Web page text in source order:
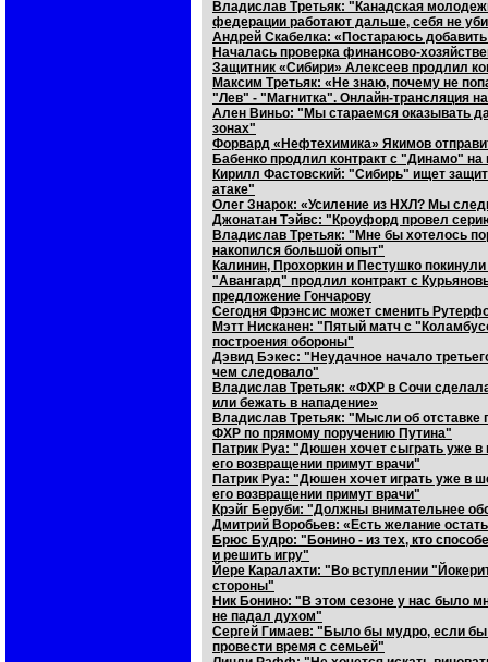
Владислав Третьяк: "Канадская
федерации работают дальше, себя не
Андрей Скабелка: «Постараюсь
Началась проверка финансово-
Защитник «Сибири» Алексеев продлил
Максим Третьяк: «Не знаю, почему не
"Лев" - "Магнитка". Онлайн-трансляция
Ален Виньо: "Мы стараемся оказывать
зонах"
Форвард «Нефтехимика» Якимов
Бабенко продлил контракт с "Динамо" на
Кирилл Фастовский: "Сибирь" ищет
атаке"
Олег Знарок: «Усиление из НХЛ? Мы
Джонатан Тэйвс: "Кроуфорд провел
Владислав Третьяк: "Мне бы хотелось
накопился большой опыт"
Калинин, Прохоркин и Пестушко
"Авангард" продлил контракт с
предложение Гончарову
Сегодня Фрэнсис может сменить
Мэтт Нисканен: "Пятый матч с
построения обороны"
Дэвид Бэкес: "Неудачное начало
чем следовало"
Владислав Третьяк: «ФХР в Сочи
или бежать в нападение»
Владислав Третьяк: "Мысли об
ФХР по прямому поручению Путина"
Патрик Руа: "Дюшен хочет сыграть уже
его возвращении примут врачи"
Патрик Руа: "Дюшен хочет играть уже в
его возвращении примут врачи"
Крэйг Беруби: "Должны внимательнее
Дмитрий Воробьев: «Есть желание
Брюс Будро: "Бонино - из тех, кто
и решить игру"
Йере Каралахти: "Во вступлении
стороны"
Ник Бонино: "В этом сезоне у нас было
не падал духом"
Сергей Гимаев: "Было бы мудро, если
провести время с семьей"